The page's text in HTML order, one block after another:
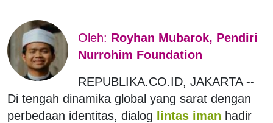
Oleh: Royhan Mubarok, Pendiri
Nurrohim Foundation
REPUBLIKA.CO.ID, JAKARTA --
Di tengah dinamika global yang sarat dengan
perbedaan identitas, dialog lintas iman hadir